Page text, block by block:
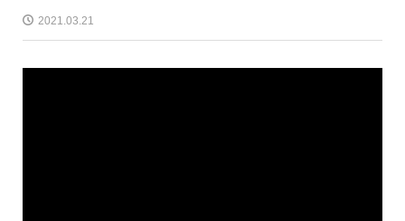
2021.03.21